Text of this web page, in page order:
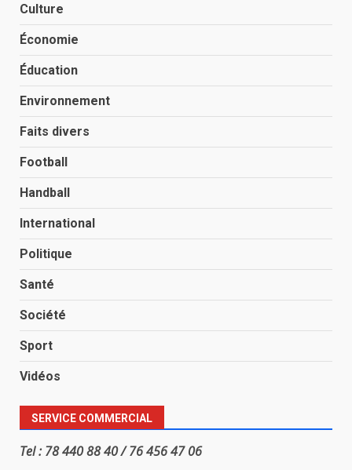
Culture
Économie
Éducation
Environnement
Faits divers
Football
Handball
International
Politique
Santé
Société
Sport
Vidéos
SERVICE COMMERCIAL
Tel : 78 440 88 40 / 76 456 47 06